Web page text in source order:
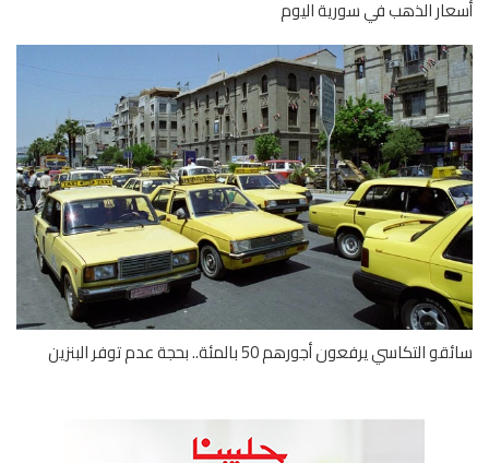
الذهب في سورية اليوم
يرفعون أجورهم 50 بالمئة.. بحجة عدم توفر البنزين